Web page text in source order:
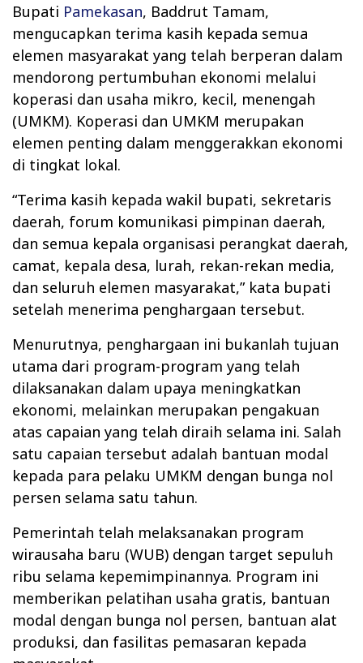
Bupati Pamekasan, Baddrut Tamam,
mengucapkan terima kasih kepada semua
elemen masyarakat yang telah berperan dalam
mendorong pertumbuhan ekonomi melalui
koperasi dan usaha mikro, kecil, menengah
(UMKM). Koperasi dan UMKM merupakan
elemen penting dalam menggerakkan ekonomi
di tingkat lokal.
“Terima kasih kepada wakil bupati, sekretaris
daerah, forum komunikasi pimpinan daerah,
dan semua kepala organisasi perangkat daerah,
camat, kepala desa, lurah, rekan-rekan media,
dan seluruh elemen masyarakat,” kata bupati
setelah menerima penghargaan tersebut.
Menurutnya, penghargaan ini bukanlah tujuan
utama dari program-program yang telah
dilaksanakan dalam upaya meningkatkan
ekonomi, melainkan merupakan pengakuan
atas capaian yang telah diraih selama ini. Salah
satu capaian tersebut adalah bantuan modal
kepada para pelaku UMKM dengan bunga nol
persen selama satu tahun.
Pemerintah telah melaksanakan program
wirausaha baru (WUB) dengan target sepuluh
ribu selama kepemimpinannya. Program ini
memberikan pelatihan usaha gratis, bantuan
modal dengan bunga nol persen, bantuan alat
produksi, dan fasilitas pemasaran kepada